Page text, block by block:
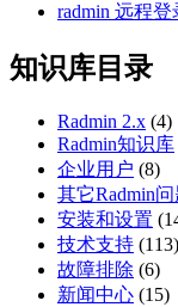
radmin 远程
知识库目录
Radmin 2.x (4)
Radmin知识库
企业用户 (8)
其它Radmin问
安装和设置
技术支持 (113)
故障排除 (6)
新闻中心 (15)